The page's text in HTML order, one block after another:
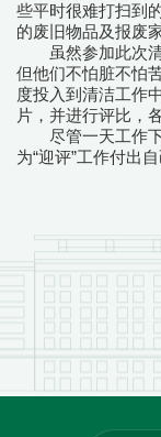
些平时很难打扫到
的废旧物品及报废
虽然参加此次
但他们不怕脏不怕
度投入到清洁工作
片，并进行评比，
尽管一天工作
为“迎评”工作付出